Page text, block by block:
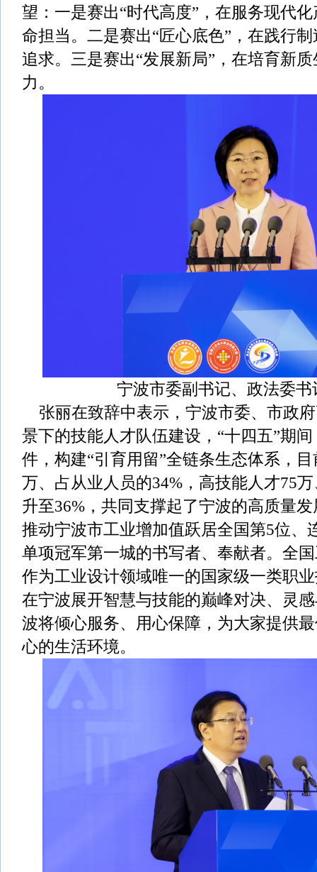
望：一是赛出“时代高度”，在服务现代
命担当。二是赛出“匠心底色”，在践行
追求。三是赛出“发展新局”，在培育新
力。
宁波市委副书记、政法委书
张丽在致辞中表示，宁波市委、市政
景下的技能人才队伍建设，“十四五”期
件，构建“引育用留”全链条生态体系，
万、占从业人员的34%，高技能人才75
升至36%，共同支撑起了宁波的高质量
推动宁波市工业增加值跃居全国第5位、
单项冠军第一城的书写者、奉献者。全
作为工业设计领域唯一的国家级一类职
在宁波展开智慧与技能的巅峰对决、灵
波将倾心服务、用心保障，为大家提供
心的生活环境。